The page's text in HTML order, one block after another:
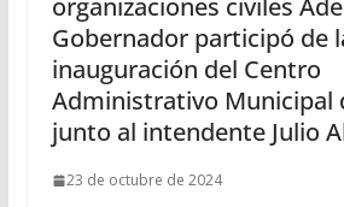
organizaciones civiles
Gobernador participó de
inauguración del Centro
Administrativo Municipal
junto al intendente Julio
23 de octubre de 2024